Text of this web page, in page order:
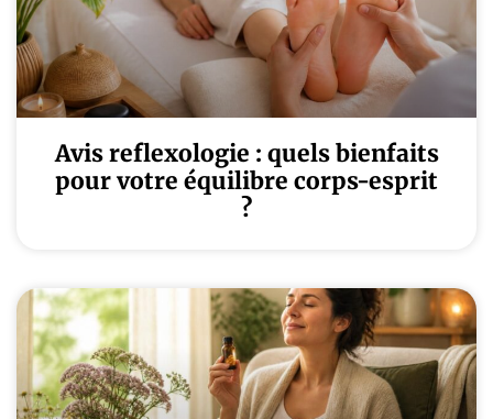
Avis reflexologie : quels bienfaits
pour votre équilibre corps-esprit
?